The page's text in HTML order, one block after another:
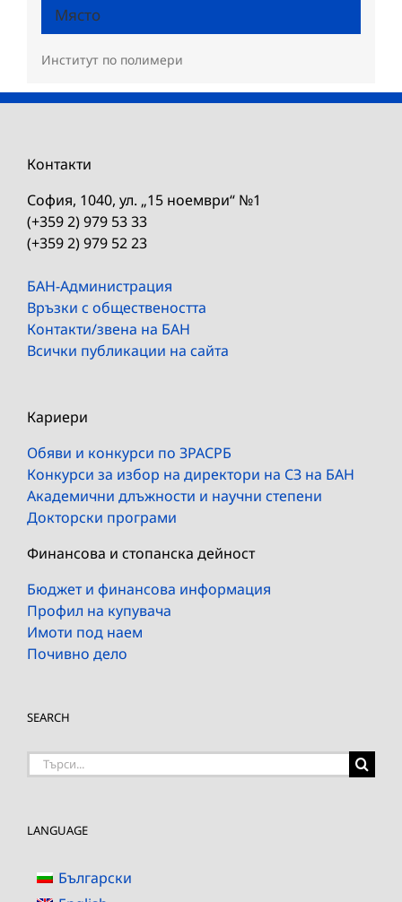
Място
Институт по полимери
Контакти
София, 1040, ул. „15 ноември“ №1
(+359 2) 979 53 33
(+359 2) 979 52 23
БАН-Администрация
Връзки с обществеността
Контакти/звена на БАН
Всички публикации на сайта
Кариери
Обяви и конкурси по ЗРАСРБ
Конкурси за избор на директори на СЗ на БАН
Академични длъжности и научни степени
Докторски програми
Финансова и стопанска дейност
Бюджет и финансова информация
Профил на купувача
Имоти под наем
Почивно дело
SEARCH
Търсене
LANGUAGE
Български